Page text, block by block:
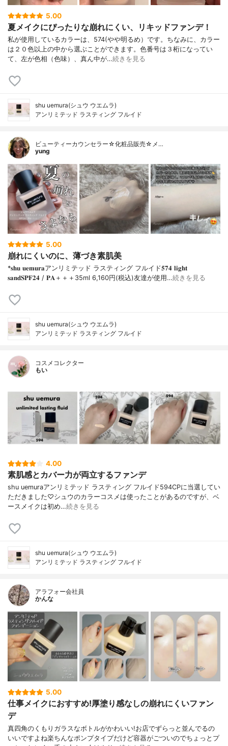
5.00
夏メイクにぴったりな崩れにくい、リキッドファンデ！
私が使用しているカラーは、574(やや明るめ）です。ちなみに、カラー
は２０色以上の中から選ぶことができます。色番号は３桁になってい
て、左が色相（色味）、真ん中が…続きを見る
shu uemura(シュウ ウエムラ)
アンリミテッド ラスティング フルイド
ビューティーカウンセラー☆化粧品販売☆メ…
yung
5.00
崩れにくいのに、薄づき素肌美
*𝐬𝐡𝐮 𝐮𝐞𝐦𝐮𝐫𝐚アンリミテッド ラスティング フルイド𝟓𝟕𝟒 𝐥𝐢𝐠𝐡𝐭
𝐬𝐚𝐧𝐝𝐒𝐏𝐅𝟐𝟒 / 𝐏𝐀＋＋＋⁡35ml 6,160円(税込)⁡友達が使用…続きを見る
shu uemura(シュウ ウエムラ)
アンリミテッド ラスティング フルイド
コスメコレクター
もい
4.00
素肌感とカバー力が両立するファンデ
shu uemuraアンリミテッド ラスティング フルイド594CPに当選してい
ただきました♡シュウのカラーコスメは使ったことがあるのですが、ベ
ースメイクは初め…続きを見る
shu uemura(シュウ ウエムラ)
アンリミテッド ラスティング フルイド
アラフォー会社員
かんな
5.00
仕事メイクにおすすめ!厚塗り感なしの崩れにくいファン
デ
真四角のくもりガラスなボトルがかわいい!お店でずらっと並んでるの
いいですよね楽ちんなポンプタイプだけど容器がごついのでちょっとプ